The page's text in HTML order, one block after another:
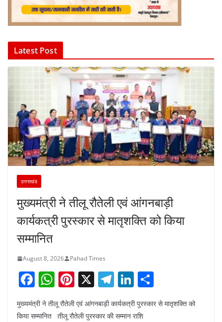
Latest Post
उत्तराखंड
मुख्यमंत्री ने तीलू रौतेली एवं आंगनबाड़ी
कार्यकत्री पुरस्कार से मातृशक्ति को किया
सम्मानित
August 8, 2026 Pahad Times
F
a
c
W
h
at
Pi
nt
er
X T
el
e
Li
n
k
h
ar
मुख्यमंत्री ने तीलू रौतेली एवं आंगनबाड़ी कार्यकत्री पुरस्कार से मातृशक्ति को
किया सम्मानित तीलू रौतेली पुरस्कार की सम्मान राशि